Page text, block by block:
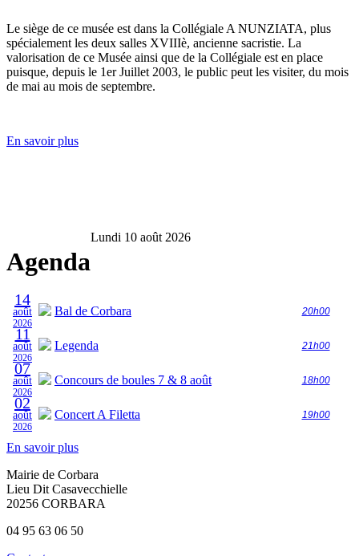
Le siège de ce musée est dans la Collégiale A NUNZIATA, plus
spécialement les deux salles XVIIIè, ancienne sacristie. La
valorisation de ce Musée ainsi que de la Collégiale est en place
puisque, depuis le 1er Juillet 2003, le public peut les visiter, du mois
de mai au mois de septembre.
En savoir plus
Agenda
Lundi 10 août 2026
14
août
2026
Bal de Corbara 20h00
11
août
2026
Legenda 21h00
07
août
2026
Concours de boules 7 & 8 août 18h00
02
août
2026
Concert A Filetta 19h00
En savoir plus
Mairie de Corbara
Lieu Dit Casavecchielle
20256 CORBARA
04 95 63 06 50